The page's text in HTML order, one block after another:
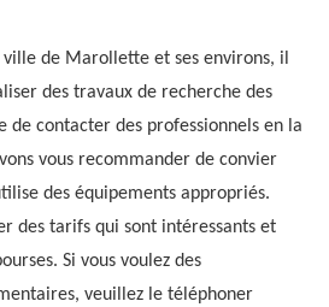
ville de Marollette et ses environs, il
des travaux de recherche des
de contacter des professionnels en la
vous recommander de convier
des équipements appropriés.
des tarifs qui sont intéressants et
Si vous voulez des
veuillez le téléphoner